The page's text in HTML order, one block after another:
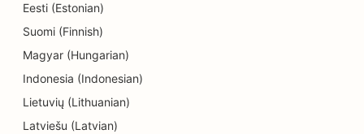
SEO per endodontisti
SEO per l'intrattenimento e il tempo libero
SEO per gli studi di ingegneria
Eesti (Estonian)
Suomi (Finnish)
Magyar (Hungarian)
Indonesia (Indonesian)
Lietuvių (Lithuanian)
Latviešu (Latvian)